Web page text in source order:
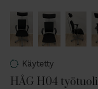
Käytetty
HÅG H04 työtuoli